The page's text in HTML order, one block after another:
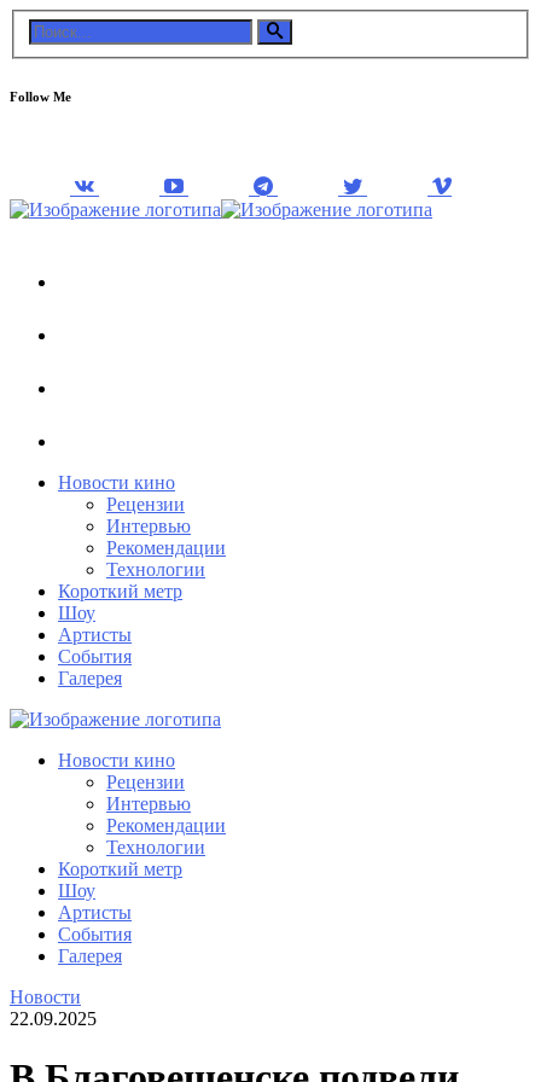
Follow Me
Новости кино
Рецензии
Интервью
Рекомендации
Технологии
Короткий метр
Шоу
Артисты
События
Галерея
Новости кино
Рецензии
Интервью
Рекомендации
Технологии
Короткий метр
Шоу
Артисты
События
Галерея
Новости
22.09.2025